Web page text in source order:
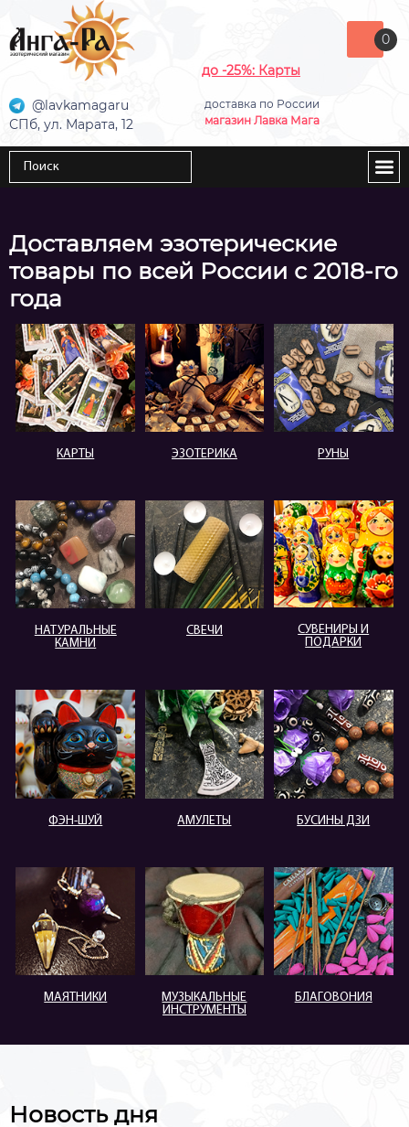
до -25%: Карты
доставка по России
магазин Лавка Мага
@lavkamagaru
СПб, ул. Марата, 12
0
Доставляем эзотерические
товары по всей России с 2018-го
года
КАРТЫ ЭЗОТЕРИКА РУНЫ
НАТУРАЛЬНЫЕ
КАМНИ
СВЕЧИ
СУВЕНИРЫ И
ПОДАРКИ
ФЭН-ШУЙ АМУЛЕТЫ БУСИНЫ ДЗИ
МАЯТНИКИ
МУЗЫКАЛЬНЫЕ
ИНСТРУМЕНТЫ
БЛАГОВОНИЯ
Новость дня